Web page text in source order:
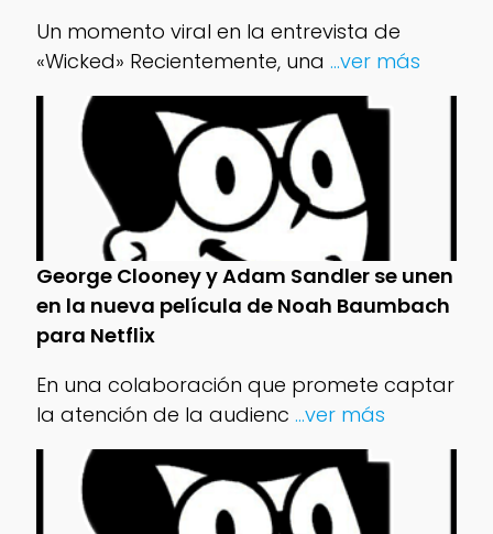
Un momento viral en la entrevista de
«Wicked» Recientemente, una ...ver más
George Clooney y Adam Sandler se unen
en la nueva película de Noah Baumbach
para Netflix
En una colaboración que promete captar
la atención de la audienc ...ver más